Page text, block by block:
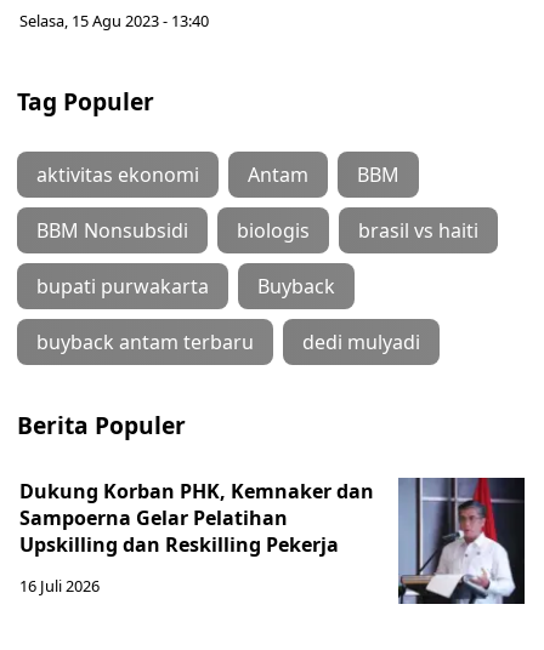
Selasa, 15 Agu 2023 - 13:40
Tag Populer
aktivitas ekonomi Antam BBM
BBM Nonsubsidi biologis brasil vs haiti
bupati purwakarta Buyback
buyback antam terbaru dedi mulyadi
Berita Populer
Dukung Korban PHK, Kemnaker dan
Sampoerna Gelar Pelatihan
Upskilling dan Reskilling Pekerja
16 Juli 2026